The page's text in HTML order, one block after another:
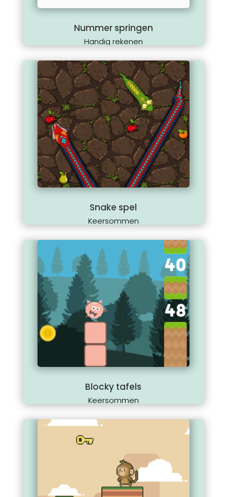
Nummer springen
Handig rekenen
Snake spel
Keersommen
Blocky tafels
Keersommen